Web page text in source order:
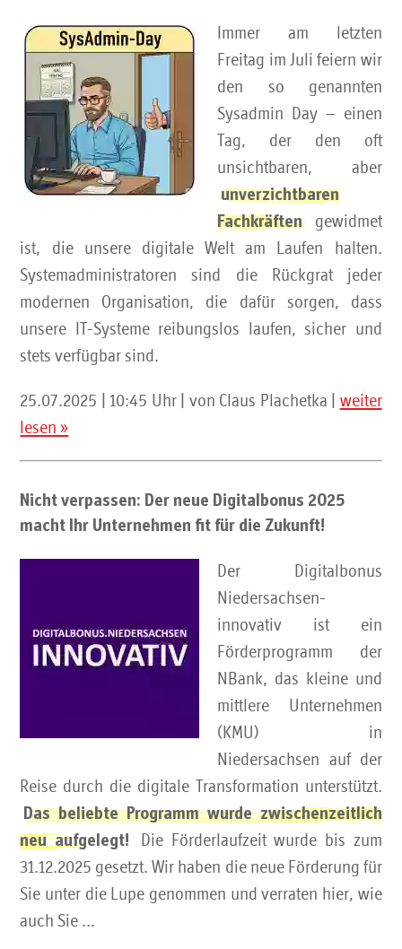
Immer am letzten
Freitag im Juli feiern wir
den so genannten
Sysadmin Day – einen
Tag, der den oft
unsichtbaren, aber
unverzichtbaren
Fachkräften
gewidmet
ist, die unsere digitale Welt am Laufen halten.
Systemadministratoren sind die Rückgrat jeder
modernen Organisation, die dafür sorgen, dass
unsere IT-Systeme reibungslos laufen, sicher und
stets verfügbar sind.
25.07.2025 | 10:45 Uhr | von Claus Plachetka | weiter
lesen »
Nicht verpassen: Der neue Digitalbonus 2025
macht Ihr Unternehmen fit für die Zukunft!
Der Digitalbonus
Niedersachsen-
innovativ ist ein
Förderprogramm der
NBank, das kleine und
mittlere Unternehmen
(KMU) in
Niedersachsen auf der
Reise durch die digitale Transformation unterstützt.
Das beliebte Programm wurde zwischenzeitlich
neu aufgelegt!
Die Förderlaufzeit wurde bis zum
31.12.2025 gesetzt. Wir haben die neue Förderung für
Sie unter die Lupe genommen und verraten hier, wie
auch Sie ...